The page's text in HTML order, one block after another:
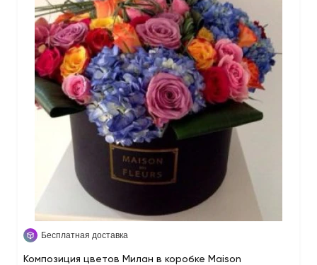
Бесплатная доставка
Композиция цветов Милан в коробке Maison